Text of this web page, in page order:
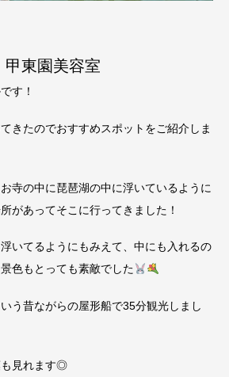
東園美容室
す！
きたのでおすすめスポットをご紹介しま
寺の中に琵琶湖の中に浮いているように
があってそこに行ってきました！
いてるようにもみえて、中にも入れるの
色もとっても素敵でした
う昔ながらの屋形船で35分観光しまし
も見れます◎